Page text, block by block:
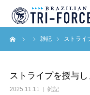
雑記 ストライ
ストライプを授与し
2025.11.11 雑記
ABOUT